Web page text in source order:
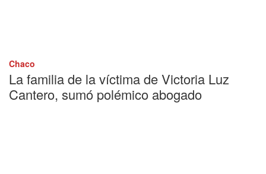
Chaco
La familia de la víctima de Victoria Luz
Cantero, sumó polémico abogado